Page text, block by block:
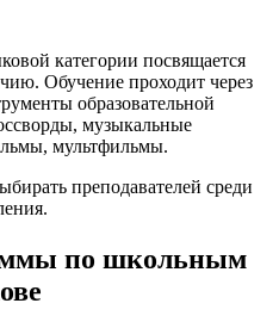
категории посвящается
Обучение проходит через
образовательной
музыкальные
мультфильмы.
преподавателей среди
по школьным